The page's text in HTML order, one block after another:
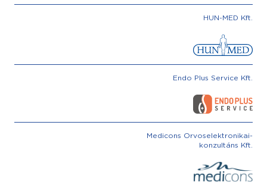
HUN-MED Kft.
Endo Plus Service Kft.
Medicons Orvoselektronikai-
konzultáns Kft.